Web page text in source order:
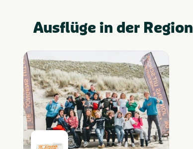
Ausflüge in der Region